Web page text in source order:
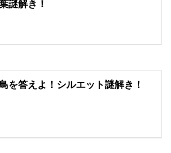
謎解き！
を答えよ！シルエット謎解き！